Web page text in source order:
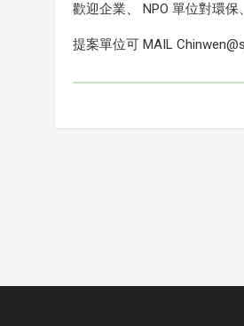
歡迎企業、 NPO 單位對環
提案單位可 MAIL